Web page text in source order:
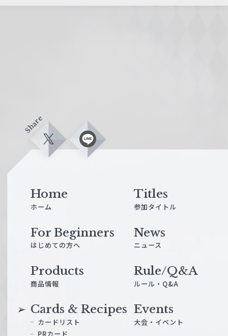
Share
X L
Home
ホーム
Titles
参加タイトル
For Beginners
はじめての方へ
News
ニュース
Products
商品情報
Cards & Recipes
カードリスト
PRカード
Events
大会・イベント
Rule/Q&A
ルール・Q&A